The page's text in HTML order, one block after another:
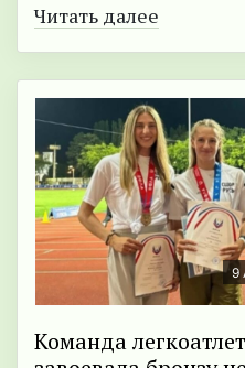
Читать далее
9
Команда